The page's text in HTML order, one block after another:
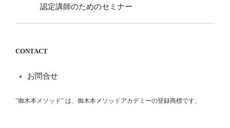
認定講師のためのセミナー
CONTACT
お問合せ
"御木本メソッド" は、御木本メソッドアカデミーの登録商標です。